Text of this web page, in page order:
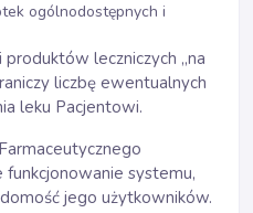
ogólnodostępnych i
leczniczych „na
liczbę ewentualnych
leku Pacjentowi.
systemu,
jego użytkowników.